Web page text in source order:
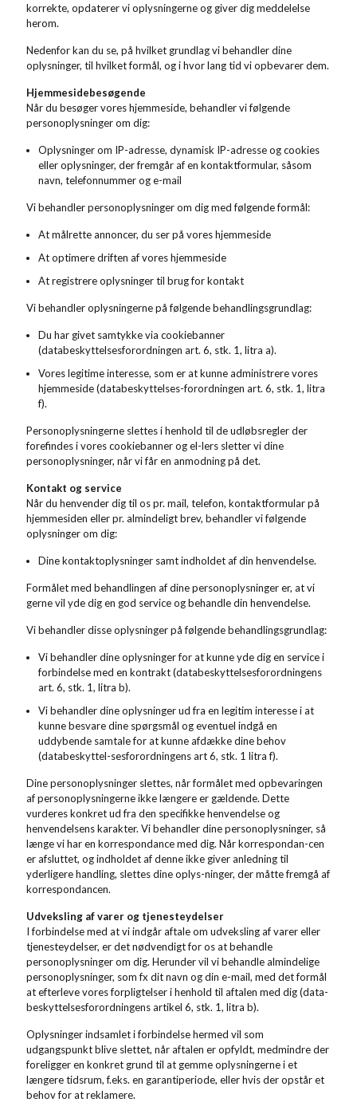
korrekte, opdaterer vi oplysningerne og giver dig meddelelse
herom.
Nedenfor kan du se, på hvilket grundlag vi behandler dine
oplysninger, til hvilket formål, og i hvor lang tid vi opbevarer dem.
Hjemmesidebesøgende
Når du besøger vores hjemmeside, behandler vi følgende
personoplysninger om dig:
Oplysninger om IP-adresse, dynamisk IP-adresse og cookies
eller oplysninger, der fremgår af en kontaktformular, såsom
navn, telefonnummer og e-mail
Vi behandler personoplysninger om dig med følgende formål:
At målrette annoncer, du ser på vores hjemmeside
At optimere driften af vores hjemmeside
At registrere oplysninger til brug for kontakt
Vi behandler oplysningerne på følgende behandlingsgrundlag:
Du har givet samtykke via cookiebanner
(databeskyttelsesforordningen art. 6, stk. 1, litra a).
Vores legitime interesse, som er at kunne administrere vores
hjemmeside (databeskyttelses-forordningen art. 6, stk. 1, litra
f).
Personoplysningerne slettes i henhold til de udløbsregler der
forefindes i vores cookiebanner og el-lers sletter vi dine
personoplysninger, når vi får en anmodning på det.
Kontakt og service
Når du henvender dig til os pr. mail, telefon, kontaktformular på
hjemmesiden eller pr. almindeligt brev, behandler vi følgende
oplysninger om dig:
Dine kontaktoplysninger samt indholdet af din henvendelse.
Formålet med behandlingen af dine personoplysninger er, at vi
gerne vil yde dig en god service og behandle din henvendelse.
Vi behandler disse oplysninger på følgende behandlingsgrundlag:
Vi behandler dine oplysninger for at kunne yde dig en service i
forbindelse med en kontrakt (databeskyttelsesforordningens
art. 6, stk. 1, litra b).
Vi behandler dine oplysninger ud fra en legitim interesse i at
kunne besvare dine spørgsmål og eventuel indgå en
uddybende samtale for at kunne afdække dine behov
(databeskyttel-sesforordningens art 6, stk. 1 litra f).
Dine personoplysninger slettes, når formålet med opbevaringen
af personoplysningerne ikke længere er gældende. Dette
vurderes konkret ud fra den specifikke henvendelse og
henvendelsens karakter. Vi behandler dine personoplysninger, så
længe vi har en korrespondance med dig. Når korrespondan-cen
er afsluttet, og indholdet af denne ikke giver anledning til
yderligere handling, slettes dine oplys-ninger, der måtte fremgå af
korrespondancen.
Udveksling af varer og tjenesteydelser
I forbindelse med at vi indgår aftale om udveksling af varer eller
tjenesteydelser, er det nødvendigt for os at behandle
personoplysninger om dig. Herunder vil vi behandle almindelige
personoplysninger, som fx dit navn og din e-mail, med det formål
at efterleve vores forpligtelser i henhold til aftalen med dig (data-
beskyttelsesforordningens artikel 6, stk. 1, litra b).
Oplysninger indsamlet i forbindelse hermed vil som
udgangspunkt blive slettet, når aftalen er opfyldt, medmindre der
foreligger en konkret grund til at gemme oplysningerne i et
længere tidsrum, f.eks. en garantiperiode, eller hvis der opstår et
behov for at reklamere.